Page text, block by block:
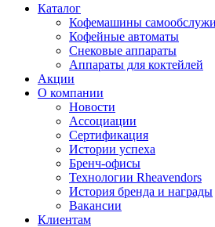
Каталог
Кофемашины
Кофейные автоматы
Снековые аппараты
Аппараты для коктейлей
Акции
О компании
Новости
Ассоциации
Сертификация
Истории успеха
Бренч-офисы
Технологии Rheavendors
История бренда и награды
Вакансии
Клиентам